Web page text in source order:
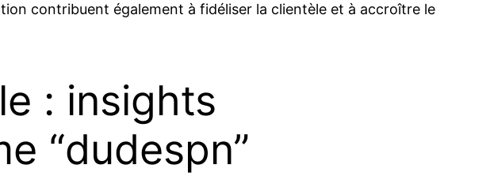
contribuent également à fidéliser la clientèle et à accroître le
: insights
“dudespn”